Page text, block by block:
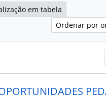
em tabela
Ordenar por